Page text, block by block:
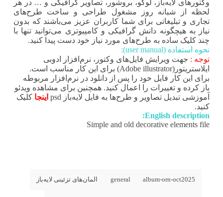
وکتورهای لایه‌باز، لوگو، بروشور، تصاویر گرافیکی و … در هر
لحظه از شبانه روز مشغول طراحی و ساخت طرح‌های
تجاری و تبلیغاتی برای شما کاربران عزیز می‌باشند که بدون
نیاز به هیچگونه دانش گرافیکی و کامپیوتری می‌توانید تنها با
چند کلیک ساده به طرح‌های مورد نیاز خود دست پیدا کنید.
نحوه استفاده (user manual):
توجه : جهت ویرایش فایل‌های وکتور، نرم‌افزار ادوبی
ایلاستریتور(Adobe illustrator) برای این کار مناسب است.
برای این کار فایل خود را پس از دانلود در نرم‌افزار مربوطه
باز کرده و تغییرات را اعمال کنید. همچنین برای مشاهده ویدئو
آموزشی تبدیل تصاویر و طرح‌ها به فایل لایه‌باز psd
اینجا کلیک
کنید.
English description:
Simple and old decorative elements file
album-orn-oct2025
general المان‌های تزئینی لایه‌باز